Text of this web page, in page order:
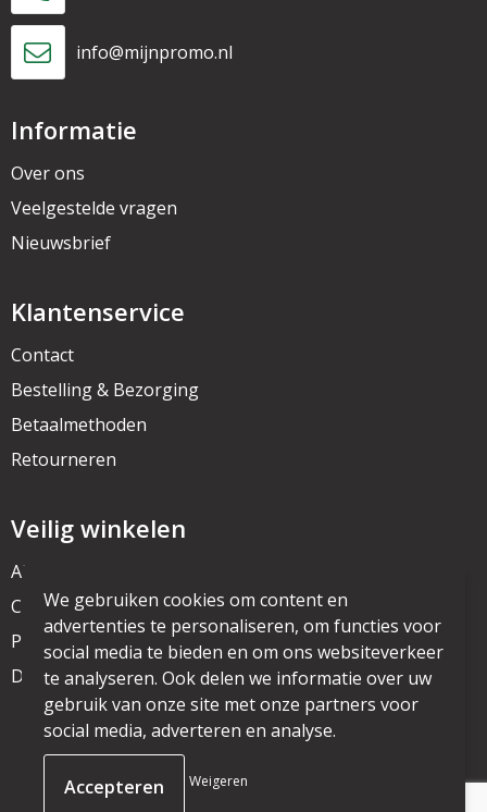
info@mijnpromo.nl
Informatie
Over ons
Veelgestelde vragen
Nieuwsbrief
Klantenservice
Contact
Bestelling & Bezorging
Betaalmethoden
Retourneren
Veilig winkelen
Algemene voorwaarden
Cookieverklaring
Privacyverklaring
Disclaimer
© Copyright mijnpromo.nl 2025
We gebruiken cookies om content en
advertenties te personaliseren, om functies voor
social media te bieden en om ons websiteverkeer
te analyseren. Ook delen we informatie over uw
gebruik van onze site met onze partners voor
social media, adverteren en analyse.
Weigeren